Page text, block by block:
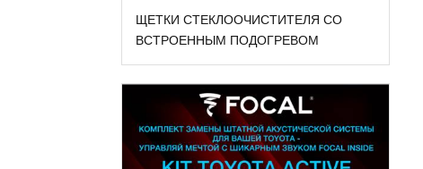
ЩЕТКИ СТЕКЛООЧИСТИТЕЛЯ СО
ВСТРОЕННЫМ ПОДОГРЕВОМ